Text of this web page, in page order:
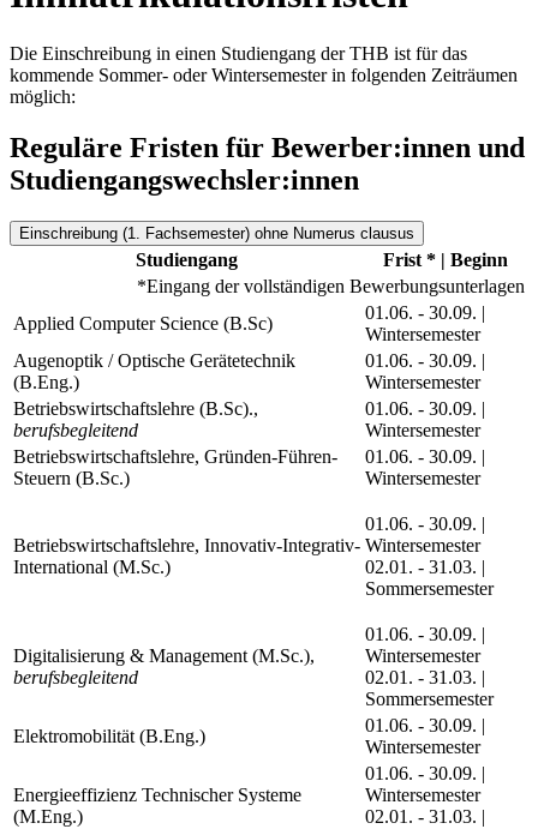
Die Einschreibung in einen Studiengang der THB ist für das
kommende Sommer- oder Wintersemester in folgenden Zeiträumen
möglich:
Reguläre Fristen für Bewerber:innen und
Studiengangswechsler:innen
Einschreibung (1. Fachsemester) ohne Numerus clausus
Studiengang
Frist * | Beginn
*Eingang der vollständigen Bewerbungsunterlagen
Applied Computer Science (B.Sc)
01.06. - 30.09. |
Wintersemester
Augenoptik / Optische Gerätetechnik
(B.Eng.)
01.06. - 30.09. |
Wintersemester
Betriebswirtschaftslehre (B.Sc).,
berufsbegleitend
01.06. - 30.09. |
Wintersemester
Betriebswirtschaftslehre, Gründen-Führen-
Steuern (B.Sc.)
01.06. - 30.09. |
Wintersemester
Betriebswirtschaftslehre, Innovativ-Integrativ-
International (M.Sc.)
01.06. - 30.09. |
Wintersemester
02.01. - 31.03. |
Sommersemester
Digitalisierung & Management (M.Sc.),
berufsbegleitend
01.06. - 30.09. |
Wintersemester
02.01. - 31.03. |
Sommersemester
Elektromobilität (B.Eng.)
01.06. - 30.09. |
Wintersemester
Energieeffizienz Technischer Systeme
(M.Eng.)
01.06. - 30.09. |
Wintersemester
02.01. - 31.03. |